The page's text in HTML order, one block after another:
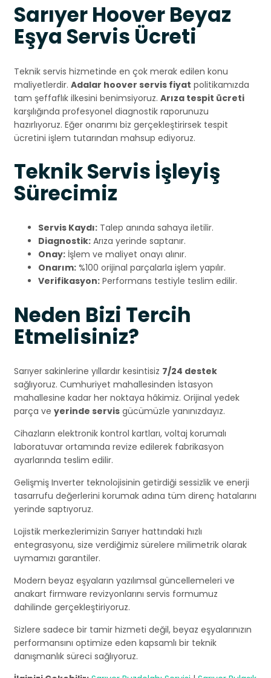
Sarıyer Hoover Beyaz
Eşya Servis Ücreti
Teknik servis hizmetinde en çok merak edilen konu
maliyetlerdir. Adalar hoover servis fiyat politikamızda
tam şeffaflık ilkesini benimsiyoruz. Arıza tespit ücreti
karşılığında profesyonel diagnostik raporunuzu
hazırlıyoruz. Eğer onarımı biz gerçekleştirirsek tespit
ücretini işlem tutarından mahsup ediyoruz.
Teknik Servis İşleyiş
Sürecimiz
Servis Kaydı: Talep anında sahaya iletilir.
Diagnostik: Arıza yerinde saptanır.
Onay: İşlem ve maliyet onayı alınır.
Onarım: %100 orijinal parçalarla işlem yapılır.
Verifikasyon: Performans testiyle teslim edilir.
Neden Bizi Tercih
Etmelisiniz?
Sarıyer sakinlerine yıllardır kesintisiz 7/24 destek
sağlıyoruz. Cumhuriyet mahallesinden İstasyon
mahallesine kadar her noktaya hâkimiz. Orijinal yedek
parça ve yerinde servis gücümüzle yanınızdayız.
Cihazların elektronik kontrol kartları, voltaj korumalı
laboratuvar ortamında revize edilerek fabrikasyon
ayarlarında teslim edilir.
Gelişmiş Inverter teknolojisinin getirdiği sessizlik ve enerji
tasarrufu değerlerini korumak adına tüm direnç hatalarını
yerinde saptıyoruz.
Lojistik merkezlerimizin Sarıyer hattındaki hızlı
entegrasyonu, size verdiğimiz sürelere milimetrik olarak
uymamızı garantiler.
Modern beyaz eşyaların yazılımsal güncellemeleri ve
anakart firmware revizyonlarını servis formumuz
dahilinde gerçekleştiriyoruz.
Sizlere sadece bir tamir hizmeti değil, beyaz eşyalarınızın
performansını optimize eden kapsamlı bir teknik
danışmanlık süreci sağlıyoruz.